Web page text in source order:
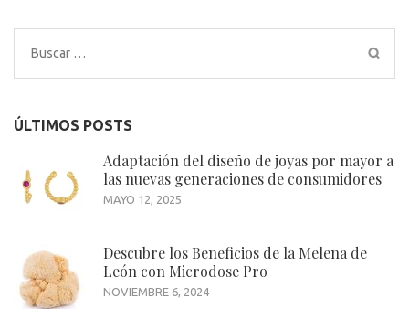
Buscar:
ÚLTIMOS POSTS
Adaptación del diseño de joyas por mayor a
las nuevas generaciones de consumidores
MAYO 12, 2025
Descubre los Beneficios de la Melena de
León con Microdose Pro
NOVIEMBRE 6, 2024